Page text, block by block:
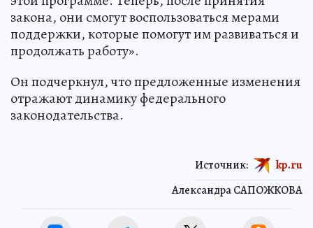
закона, они смогут воспользоваться мерами
поддержки, которые помогут им развиваться и
продолжать работу».
Он подчеркнул, что предложенные изменения
отражают динамику федерального
законодательства.
Александра САПОЖКОВА
Источник: kp.ru